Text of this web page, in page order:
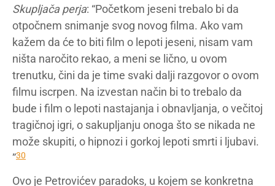
Skupljača perja: “Početkom jeseni trebalo bi da
otpočnem snimanje svog novog filma. Ako vam
kažem da će to biti film o lepoti jeseni, nisam vam
ništa naročito rekao, a meni se lično, u ovom
trenutku, čini da je time svaki dalji razgovor o ovom
filmu iscrpen. Na izvestan način bi to trebalo da
bude i film o lepoti nastajanja i obnavljanja, o večitoj
tragičnoj igri, o sakupljanju onoga što se nikada ne
može skupiti, o hipnozi i gorkoj lepoti smrti i ljubavi.
”30
Ovo je Petrovićev paradoks, u kojem se konkretna